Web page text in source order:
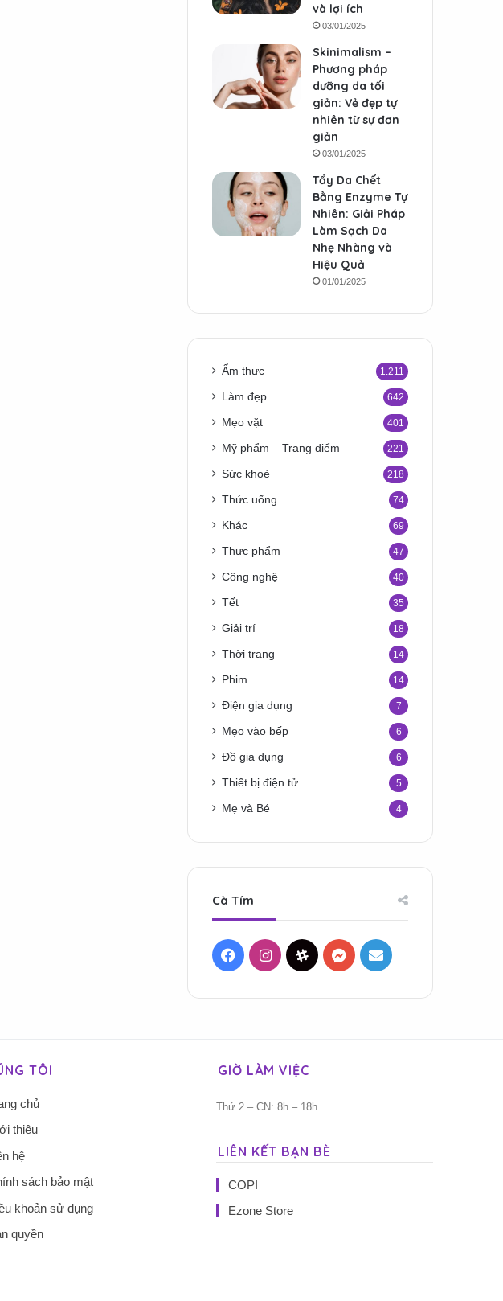
và lợi ích
03/01/2025
Skinimalism –
Phương pháp
dưỡng da tối
giản: Vẻ đẹp tự
nhiên từ sự đơn
giản
03/01/2025
Tẩy Da Chết
Bằng Enzyme Tự
Nhiên: Giải Pháp
Làm Sạch Da
Nhẹ Nhàng và
Hiệu Quả
01/01/2025
Ẩm thực 1.211
Làm đẹp 642
Mẹo vặt 401
Mỹ phẩm – Trang điểm 221
Sức khoẻ 218
Thức uống 74
Khác 69
Thực phẩm 47
Công nghệ 40
Tết 35
Giải trí 18
Thời trang 14
Phim 14
Điện gia dụng 7
Mẹo vào bếp 6
Đồ gia dụng 6
Thiết bị điện tử 5
Mẹ và Bé 4
Cà Tím
FacebookInstagramThreadsMessenger
Mail
TÔI
chủ
thiệu
hệ
sách bảo mật
khoản sử dụng
quyền
GIỜ LÀM VIỆC
Thứ 2 – CN: 8h – 18h
LIÊN KẾT BẠN BÈ
COPI
Ezone Store